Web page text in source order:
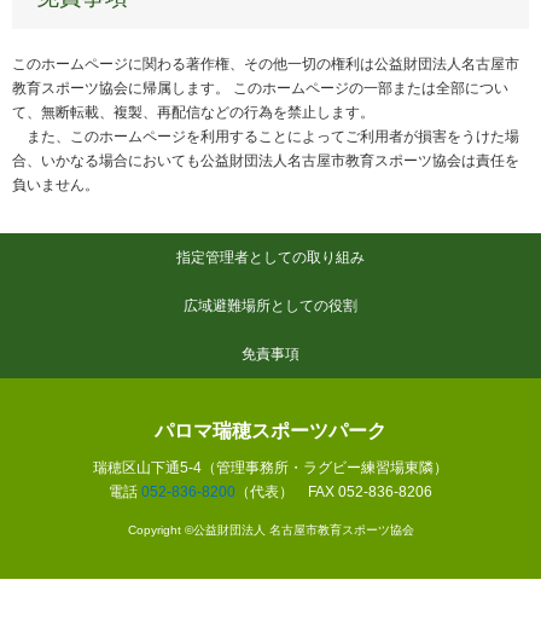
このホームページに関わる著作権、その他一切の権利は公益財団法人名古屋市
教育スポーツ協会に帰属します。 このホームページの一部または全部につい
て、無断転載、複製、再配信などの行為を禁止します。
また、このホームページを利用することによってご利用者が損害をうけた場
合、いかなる場合においても公益財団法人名古屋市教育スポーツ協会は責任を
負いません。
指定管理者としての取り組み
広域避難場所としての役割
免責事項
パロマ瑞穂スポーツパーク
瑞穂区山下通5-4（管理事務所・ラグビー練習場東隣）
電話 052-836-8200 （代表） FAX 052-836-8206
Copyright ©公益財団法人 名古屋市教育スポーツ協会